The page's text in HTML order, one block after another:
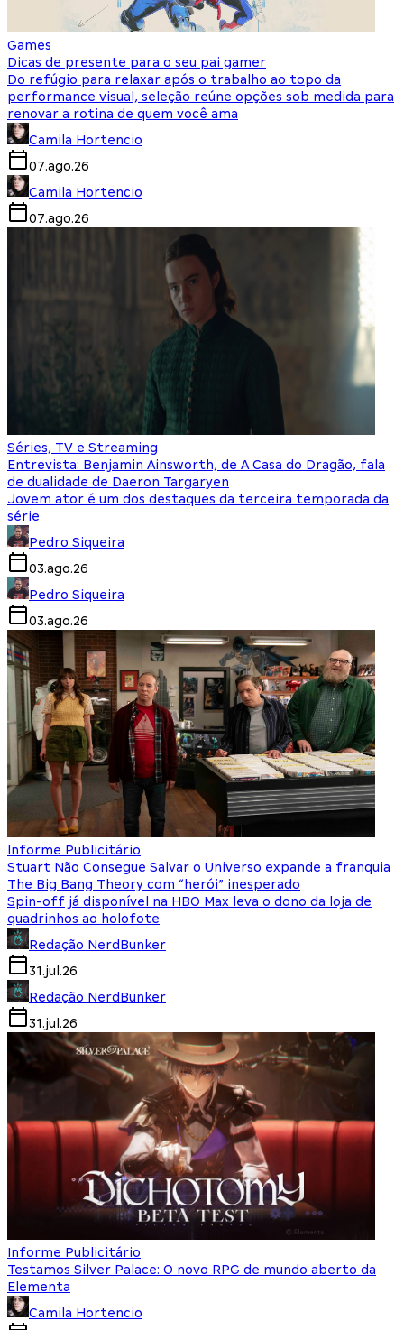
Games
Dicas de presente para o seu pai gamer
Do refúgio para relaxar após o trabalho ao topo da
performance visual, seleção reúne opções sob medida para
renovar a rotina de quem você ama
Camila Hortencio
07.ago.26
Camila Hortencio
07.ago.26
Séries, TV e Streaming
Entrevista: Benjamin Ainsworth, de A Casa do Dragão, fala
de dualidade de Daeron Targaryen
Jovem ator é um dos destaques da terceira temporada da
série
Pedro Siqueira
03.ago.26
Pedro Siqueira
03.ago.26
Informe Publicitário
Stuart Não Consegue Salvar o Universo expande a franquia
The Big Bang Theory com “herói” inesperado
Spin-off já disponível na HBO Max leva o dono da loja de
quadrinhos ao holofote
Redação NerdBunker
31.jul.26
Redação NerdBunker
31.jul.26
Informe Publicitário
Testamos Silver Palace: O novo RPG de mundo aberto da
Elementa
Camila Hortencio